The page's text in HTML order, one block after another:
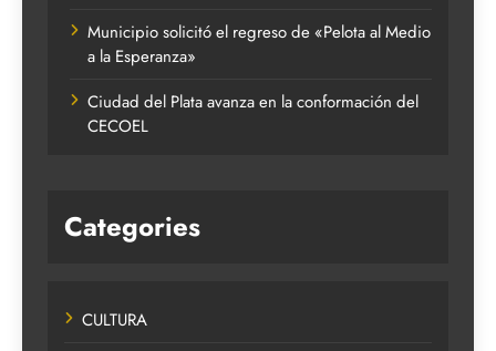
Municipio solicitó el regreso de «Pelota al Medio
a la Esperanza»
Ciudad del Plata avanza en la conformación del
CECOEL
Categories
CULTURA